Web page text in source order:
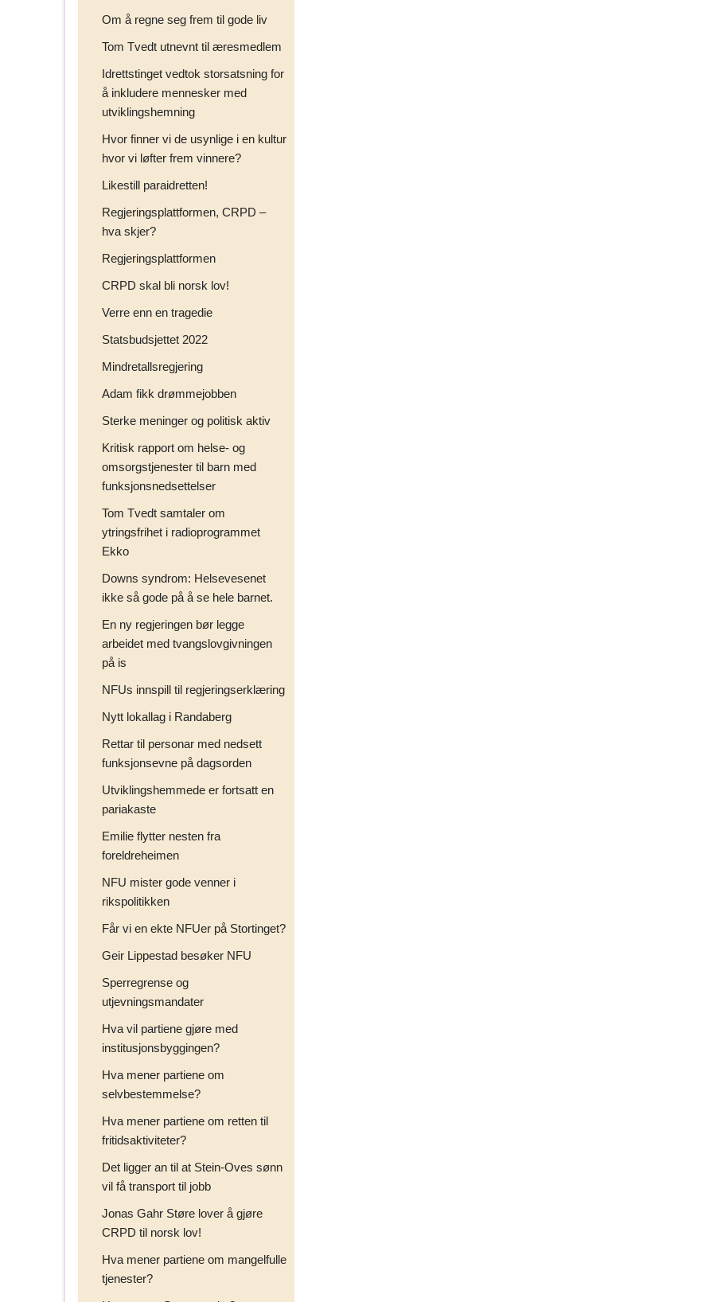
Om å regne seg frem til gode liv
Tom Tvedt utnevnt til æresmedlem
Idrettstinget vedtok storsatsning for
å inkludere mennesker med
utviklingshemning
Hvor finner vi de usynlige i en kultur
hvor vi løfter frem vinnere?
Likestill paraidretten!
Regjeringsplattformen, CRPD –
hva skjer?
Regjeringsplattformen
CRPD skal bli norsk lov!
Verre enn en tragedie
Statsbudsjettet 2022
Mindretallsregjering
Adam fikk drømmejobben
Sterke meninger og politisk aktiv
Kritisk rapport om helse- og
omsorgstjenester til barn med
funksjonsnedsettelser
Tom Tvedt samtaler om
ytringsfrihet i radioprogrammet
Ekko
Downs syndrom: Helsevesenet
ikke så gode på å se hele barnet.
En ny regjeringen bør legge
arbeidet med tvangslovgivningen
på is
NFUs innspill til regjeringserklæring
Nytt lokallag i Randaberg
Rettar til personar med nedsett
funksjonsevne på dagsorden
Utviklingshemmede er fortsatt en
pariakaste
Emilie flytter nesten fra
foreldreheimen
NFU mister gode venner i
rikspolitikken
Får vi en ekte NFUer på Stortinget?
Geir Lippestad besøker NFU
Sperregrense og
utjevningsmandater
Hva vil partiene gjøre med
institusjonsbyggingen?
Hva mener partiene om
selvbestemmelse?
Hva mener partiene om retten til
fritidsaktiviteter?
Det ligger an til at Stein-Oves sønn
vil få transport til jobb
Jonas Gahr Støre lover å gjøre
CRPD til norsk lov!
Hva mener partiene om mangelfulle
tjenester?